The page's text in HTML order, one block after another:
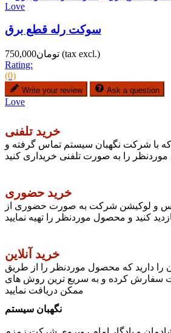
Love
سوکت رله قطع برق
تومان750,000 (tax excl.)
Rating:
(0)
Write your review Ask a question
Love
خرید تلفنی
که با شرکت نگهبان سیستم تماس گرفته و
را به صورت تلفنی خریداری کنید
خرید حضوری
آدرس و لوکیشن شرکت به صورت حضوری از
کنید و محصول موردنظر را تهیه نمایید
خرید آنلاین
را دارید که محصول موردنظر را از طریق
سفارش کرده و به سریع ترین روش های
ممکن دریافت نمایید
نگهبان سیستم